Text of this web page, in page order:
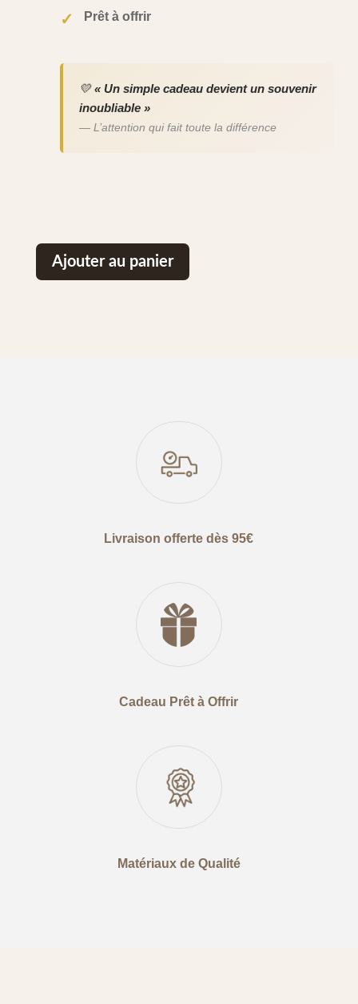
✓ Prêt à offrir
💛« Un simple cadeau devient un souvenir
inoubliable »
— L’attention qui fait toute la différence
Ajouter au panier
Livraison offerte dès 95€
Cadeau Prêt à Offrir
Matériaux de Qualité